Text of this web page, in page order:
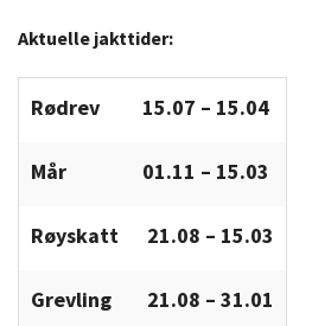
Aktiviteter
Kunnskap
Aktuelle jakttider:
Rødrev 15.07 – 15.04
Mår 01.11 – 15.03
Røyskatt 21.08 – 15.03
Grevling 21.08 – 31.01